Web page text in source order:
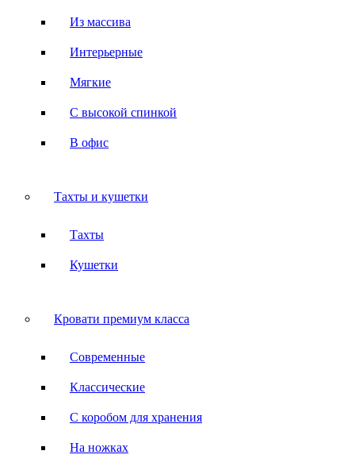
Из массива
Интерьерные
Мягкие
С высокой спинкой
В офис
Тахты и кушетки
Тахты
Кушетки
Кровати премиум класса
Современные
Классические
С коробом для хранения
На ножках